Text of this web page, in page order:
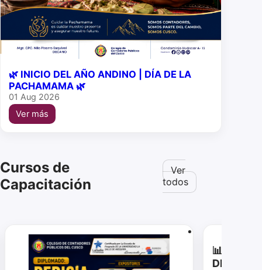
🌿 INICIO DEL AÑO ANDINO | DÍA DE LA
PACHAMAMA 🌿
01 Aug 2026
Ver más
Cursos de
Capacitación
Ver
todos
📊🔍
DE